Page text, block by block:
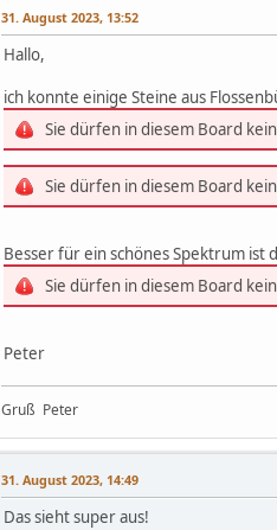
31. August 2023, 13:52
Hallo,
ich konnte einige Steine aus
Sie dürfen in diesem Board
Sie dürfen in diesem Board
Besser für ein schönes Spektrum
Sie dürfen in diesem Board
Peter
Gruß Peter
31. August 2023, 14:49
Das sieht super aus!